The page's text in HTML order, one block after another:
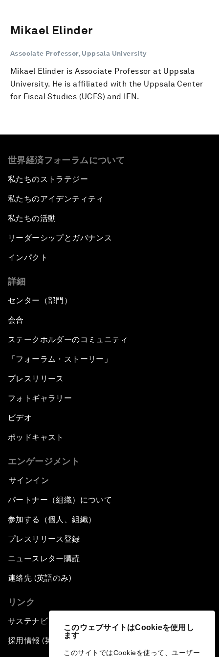
このウェブサイトはCookieを使用し
ます
このサイトではCookieを使って、ユーザー
Mikael Elinder
Associate Professor, Uppsala University
Mikael Elinder is Associate Professor at Uppsala
University. He is affiliated with the Uppsala Center
for Fiscal Studies (UCFS) and IFN.
世界経済フォーラムについて
私たちのストラテジー
私たちのアイデンティティ
私たちの活動
リーダーシップとガバナンス
インパクト
詳細
センター（部門）
会合
ステークホルダーのコミュニティ
「フォーラム・ストーリー」
プレスリリース
フォトギャラリー
ビデオ
ポッドキャスト
エンゲージメント
サインイン
パートナー（組織）について
参加する（個人、組織）
プレスリリース登録
ニュースレター購読
連絡先 (英語のみ)
リンク
サステナビリティへの取り組み
採用情報 (英語のみ)